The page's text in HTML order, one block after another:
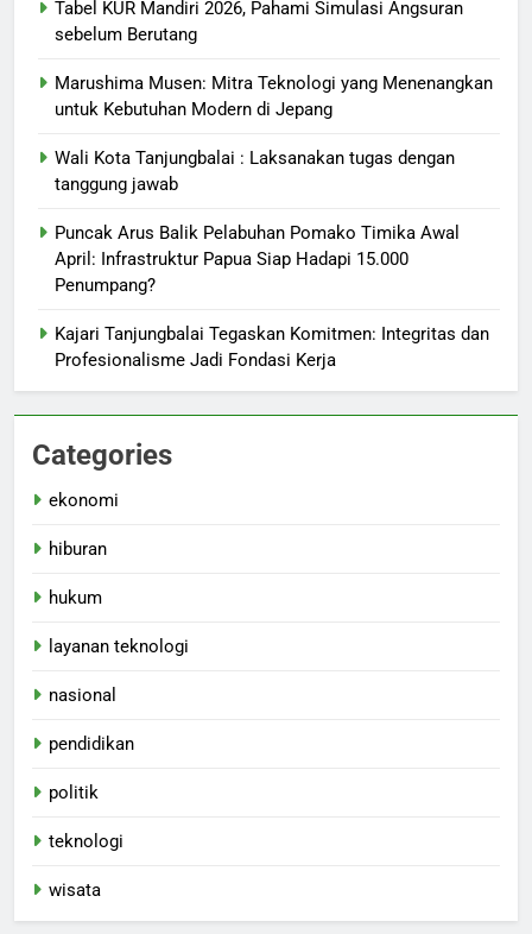
Tabel KUR Mandiri 2026, Pahami Simulasi Angsuran
sebelum Berutang
Marushima Musen: Mitra Teknologi yang Menenangkan
untuk Kebutuhan Modern di Jepang
Wali Kota Tanjungbalai : Laksanakan tugas dengan
tanggung jawab
Puncak Arus Balik Pelabuhan Pomako Timika Awal
April: Infrastruktur Papua Siap Hadapi 15.000
Penumpang?
Kajari Tanjungbalai Tegaskan Komitmen: Integritas dan
Profesionalisme Jadi Fondasi Kerja
Categories
ekonomi
hiburan
hukum
layanan teknologi
nasional
pendidikan
politik
teknologi
wisata